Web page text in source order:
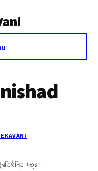
যত্র।